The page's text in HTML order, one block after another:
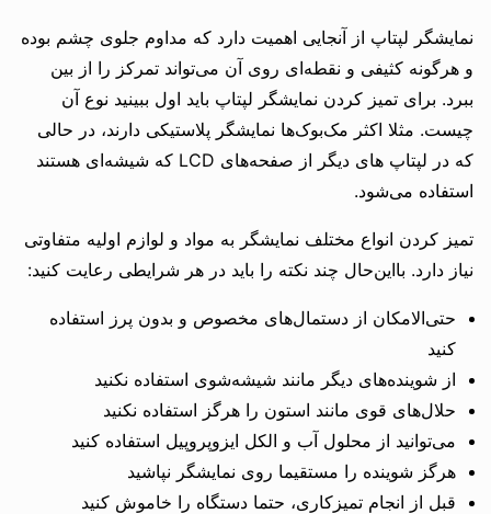
نمایشگر لپتاپ از آنجایی اهمیت دارد که مداوم جلوی چشم بوده
و هرگونه کثیفی و نقطه‌ای روی آن می‌تواند تمرکز را از بین
ببرد. برای تمیز کردن نمایشگر لپتاپ باید اول ببینید نوع آن
چیست. مثلا اکثر مک‌بوک‌ها نمایشگر پلاستیکی دارند، در حالی
که در لپتاپ های دیگر از صفحه‌های LCD که شیشه‌ای هستند
استفاده می‌شود.
تمیز کردن انواع مختلف نمایشگر به مواد و لوازم اولیه متفاوتی
نیاز دارد. بااین‌حال چند نکته را باید در هر شرایطی رعایت کنید:
حتی‌الامکان از دستمال‌های مخصوص و بدون پرز استفاده
کنید
از شوینده‌های دیگر مانند شیشه‌شوی استفاده نکنید
حلال‌های قوی مانند استون را هرگز استفاده نکنید
می‌توانید از محلول آب و الکل ایزوپروپیل استفاده کنید
هرگز شوینده را مستقیما روی نمایشگر نپاشید
قبل از انجام تمیزکاری، حتما دستگاه را خاموش کنید